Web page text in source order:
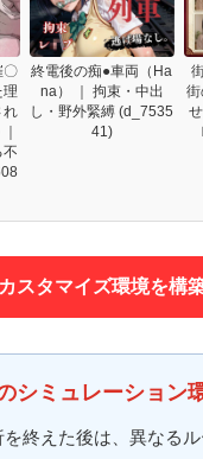
〇
理
れ
不
終電後の痴●車両（Ha
na） ｜ 拘束・中出
し・野外緊縛 (d_7535
41)
街
スタマイズ環境を構
シミュレーション
終えた後は、異なる